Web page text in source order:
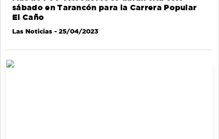
sábado en Tarancón para la Carrera Popular
El Caño
Las Noticias - 25/04/2023